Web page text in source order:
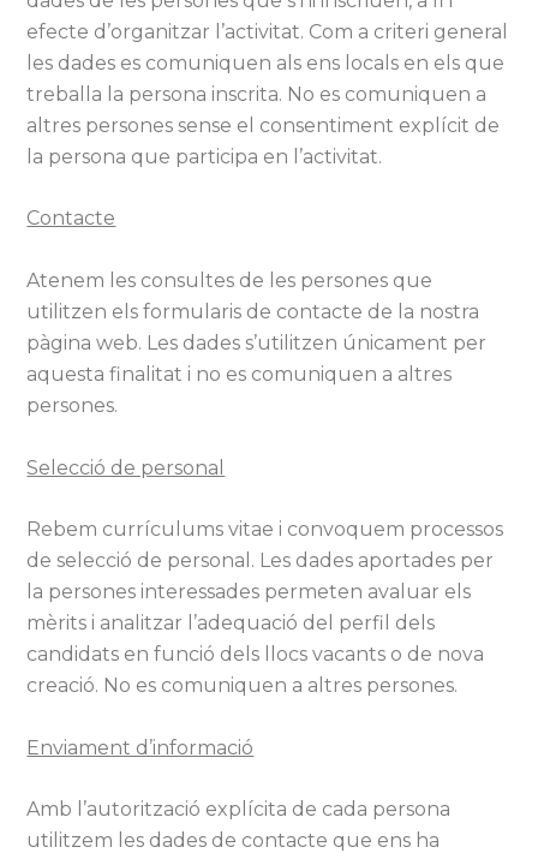
efecte d’organitzar l’activitat. Com a criteri general
les dades es comuniquen als ens locals en els que
treballa la persona inscrita. No es comuniquen a
altres persones sense el consentiment explícit de
la persona que participa en l’activitat.
Contacte
Atenem les consultes de les persones que
utilitzen els formularis de contacte de la nostra
pàgina web. Les dades s’utilitzen únicament per
aquesta finalitat i no es comuniquen a altres
persones.
Selecció de personal
Rebem currículums vitae i convoquem processos
de selecció de personal. Les dades aportades per
la persones interessades permeten avaluar els
mèrits i analitzar l’adequació del perfil dels
candidats en funció dels llocs vacants o de nova
creació. No es comuniquen a altres persones.
Enviament d’informació
Amb l’autorització explícita de cada persona
utilitzem les dades de contacte que ens ha